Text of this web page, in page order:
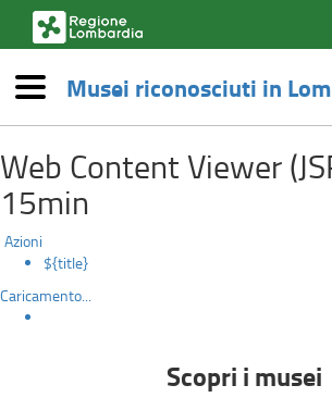
al
contenuto
principale
Scopri
i
musei
esterno,
apre
una
finestra)
Menù
Musei riconosciuti in
Web Content Viewer
15min
Azioni
${title}
Caricamento...
Scopri i musei